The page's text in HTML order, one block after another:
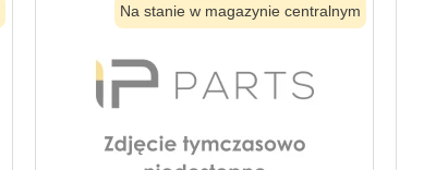
Na stanie w magazynie centralnym